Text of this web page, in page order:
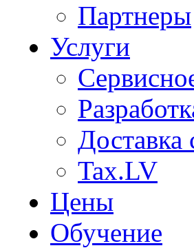
Партнеры
Услуги
Доставка
Tax.LV
Цены
Обучение